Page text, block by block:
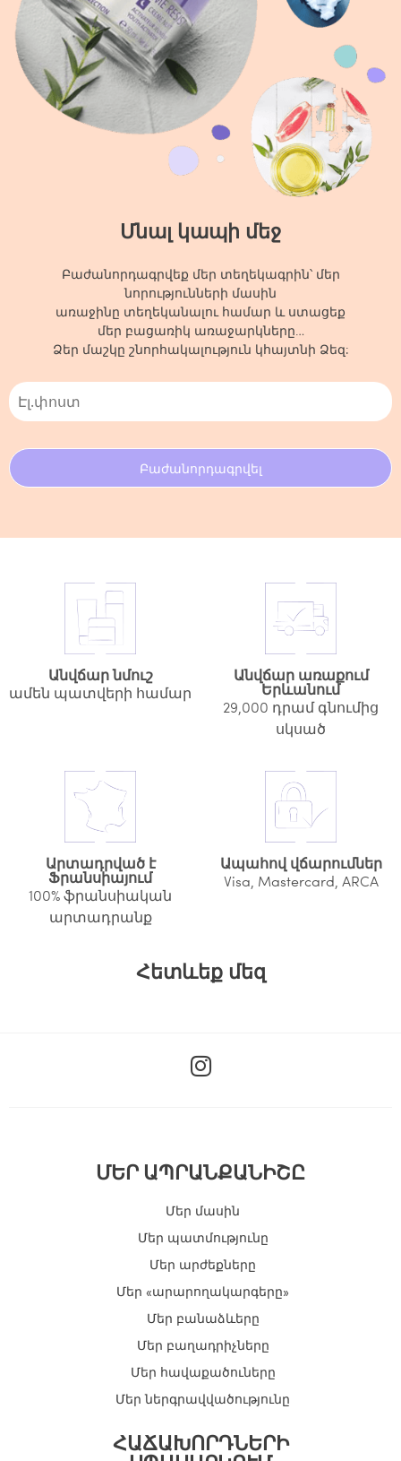
Մնալ կապի մեջ
Բաժանորդագրվեք մեր տեղեկագրին՝ մեր
նորությունների մասին
առաջինը տեղեկանալու համար և ստացեք
մեր բացառիկ առաջարկները…
Ձեր մաշկը շնորհակալություն կհայտնի Ձեզ:
Անվճար նմուշ
ամեն պատվերի համար
Անվճար առաքում
Երևանում
29,000 դրամ գնումից
սկսած
Արտադրված է
Ֆրանսիայում
100% ֆրանսիական
արտադրանք
Ապահով վճարումներ
Visa, Mastercard, ARCA
Հետևեք մեզ
I
n
g
a
m
ՄԵՐ ԱՊՐԱՆՔԱՆԻՇԸ
Մեր մասին
Մեր պատմությունը
Մեր արժեքները
Մեր «արարողակարգերը»
Մեր բանաձևերը
Մեր բաղադրիչները
Մեր հավաքածուները
Մեր ներգրավվածությունը
ՀԱՃԱԽՈՐԴՆԵՐԻ